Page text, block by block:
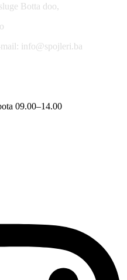
Botta doo,
info@spojleri.ba
09.00–14.00